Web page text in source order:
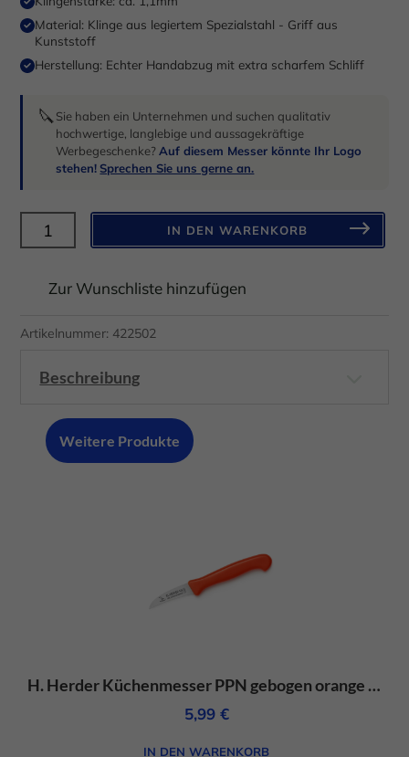
Material: Klinge aus legiertem Spezialstahl - Griff aus
Kunststoff
Herstellung: Echter Handabzug mit extra scharfem Schliff
🔪Sie haben ein Unternehmen und suchen qualitativ
hochwertige, langlebige und aussagekräftige
Werbegeschenke?Auf diesem Messer könnte Ihr Logo
stehen! Sprechen Sie uns gerne an.
H.Herder
Küchenmesser
PPN
rostfrei
IN DEN WARENKORB
Zur Wunschliste hinzufügen
Artikelnummer: 422502
Beschreibung
Weitere Produkte
H. Herder Küchenmesser PPN gebogen orange – rostfrei
5,99 €
IN DEN WARENKORB
Anzeigen- und Inhaltsmessung.
Verwendung Ihrer Daten finden Sie in unserer
Datenschutzerklärung
Hier finden Sie eine Übersicht über alle verwendeten Cookies.
Sie können Ihre Einwilligung zu ganzen Kategorien geben oder
bestimmte Cookies auswählen.
Alle akzeptieren Speichern
Zurück
Datenschutzeinstellungen
Essenzielle Cookies ermöglichen grundlegende Funktionen und sind für
Cookie-Informationen anzeigen